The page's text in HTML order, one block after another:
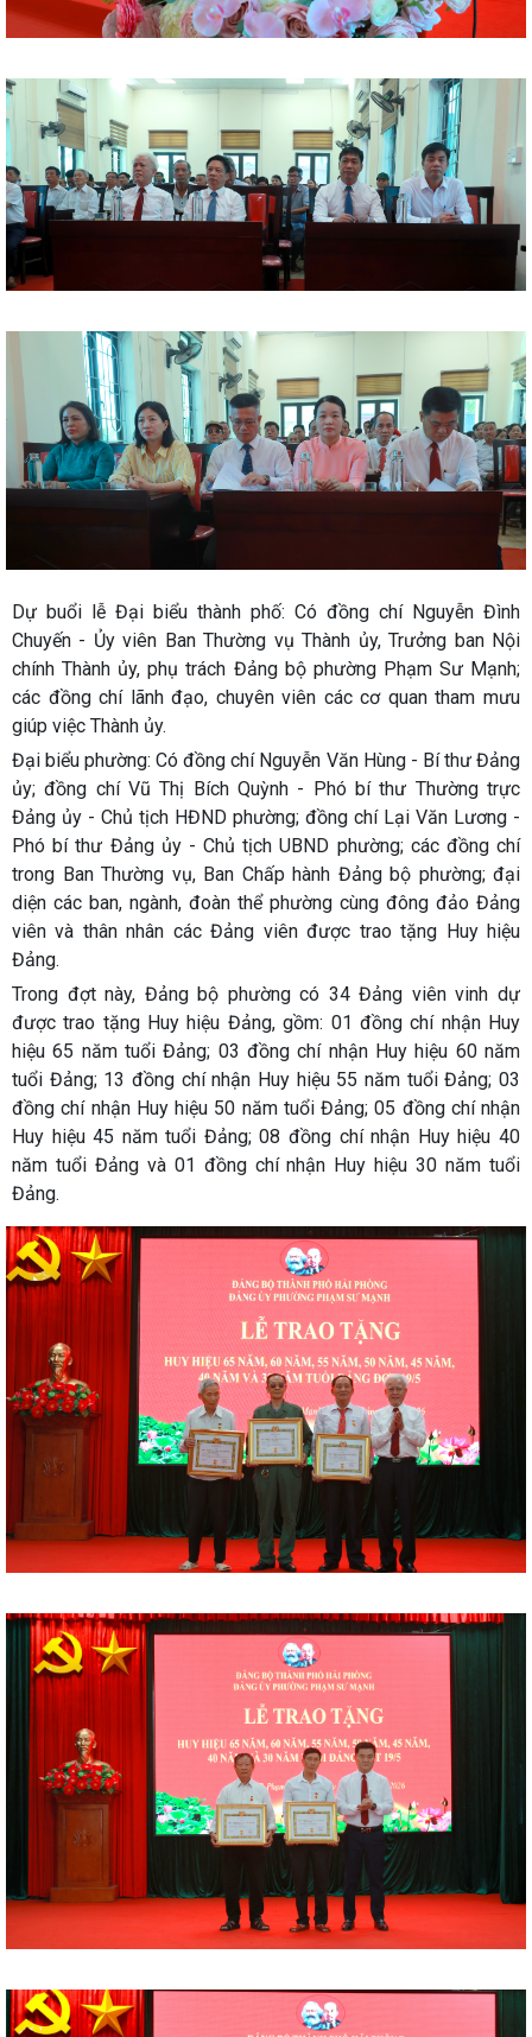
Dự buổi lễ Đại biểu thành phố: Có đồng chí Nguyễn Đình
Chuyến - Ủy viên Ban Thường vụ Thành ủy, Trưởng ban Nội
chính Thành ủy, phụ trách Đảng bộ phường Phạm Sư Mạnh;
các đồng chí lãnh đạo, chuyên viên các cơ quan tham mưu
giúp việc Thành ủy.
Đại biểu phường: Có đồng chí Nguyễn Văn Hùng - Bí thư Đảng
ủy; đồng chí Vũ Thị Bích Quỳnh - Phó bí thư Thường trực
Đảng ủy - Chủ tịch HĐND phường; đồng chí Lại Văn Lương -
Phó bí thư Đảng ủy - Chủ tịch UBND phường; các đồng chí
trong Ban Thường vụ, Ban Chấp hành Đảng bộ phường; đại
diện các ban, ngành, đoàn thể phường cùng đông đảo Đảng
viên và thân nhân các Đảng viên được trao tặng Huy hiệu
Đảng.
Trong đợt này, Đảng bộ phường có 34 Đảng viên vinh dự
được trao tặng Huy hiệu Đảng, gồm: 01 đồng chí nhận Huy
hiệu 65 năm tuổi Đảng; 03 đồng chí nhận Huy hiệu 60 năm
tuổi Đảng; 13 đồng chí nhận Huy hiệu 55 năm tuổi Đảng; 03
đồng chí nhận Huy hiệu 50 năm tuổi Đảng; 05 đồng chí nhận
Huy hiệu 45 năm tuổi Đảng; 08 đồng chí nhận Huy hiệu 40
năm tuổi Đảng và 01 đồng chí nhận Huy hiệu 30 năm tuổi
Đảng.